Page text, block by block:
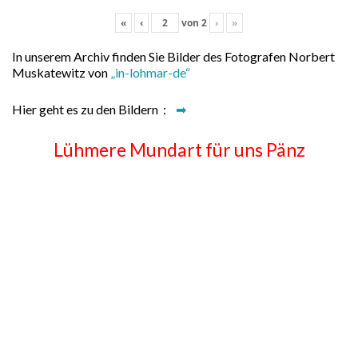
« ‹ von 2 › »
In unserem Archiv finden Sie Bilder des Fotografen Norbert
Muskatewitz von „in-lohmar-de“
Hier geht es zu den Bildern : ➡
Lühmere Mundart für uns Pänz